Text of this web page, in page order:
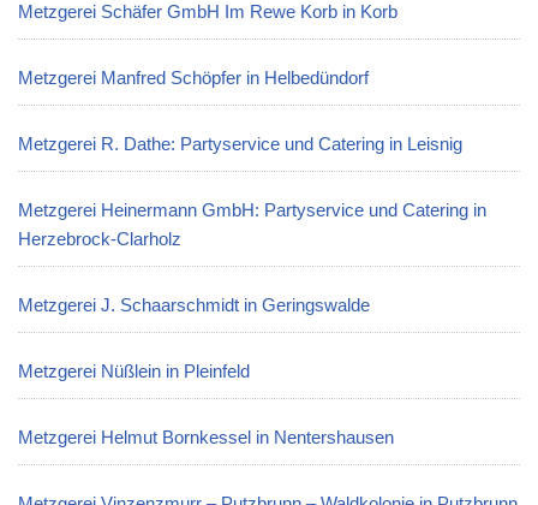
Metzgerei Schäfer GmbH Im Rewe Korb in Korb
Metzgerei Manfred Schöpfer in Helbedündorf
Metzgerei R. Dathe: Partyservice und Catering in Leisnig
Metzgerei Heinermann GmbH: Partyservice und Catering in
Herzebrock-Clarholz
Metzgerei J. Schaarschmidt in Geringswalde
Metzgerei Nüßlein in Pleinfeld
Metzgerei Helmut Bornkessel in Nentershausen